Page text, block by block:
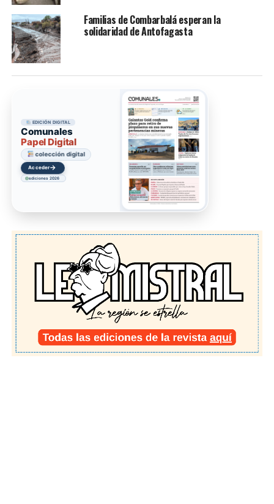
Familias de Combarbalá esperan la
solidaridad de Antofagasta
EDICIÓN DIGITAL
Comunales
Papel Digital
colección digital
Acceder→
ediciones 2026